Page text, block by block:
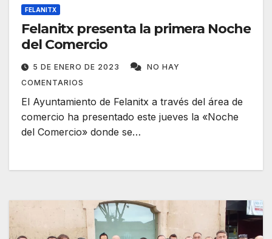
FELANITX
Felanitx presenta la primera Noche
del Comercio
5 DE ENERO DE 2023
NO HAY
COMENTARIOS
El Ayuntamiento de Felanitx a través del área de
comercio ha presentado este jueves la «Noche
del Comercio» donde se…